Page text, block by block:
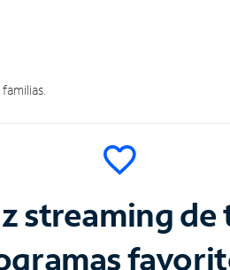
streaming de